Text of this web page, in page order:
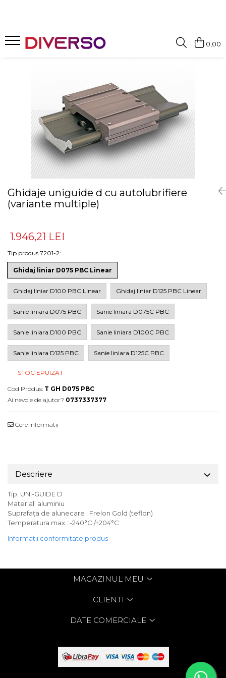
MULTIMATERIAL
0,00
Ghidaje uniguide d cu autolubrifiere
(variante multiple)
1.946,21 LEI
Tip produs 7201-2:
Ghidaj liniar D075 PBC Linear
Ghidaj liniar D100 PBC Linear Ghidaj liniar D125 PBC Linear
Sanie liniara D075 PBC Sanie liniara D075C PBC
Sanie liniara D100 PBC Sanie liniara D100C PBC
Sanie liniara D125 PBC Sanie liniara D125C PBC
STOC EPUIZAT
Cod Produs: T GH D075 PBC
Ai nevoie de ajutor? 0737337377
Cere informatii
Descriere
Tip: UNI-GUIDE D
Material: aluminiu
Suprafața de alunecare : Frelon Gold (teflon)
Temperatura max.: -240°C /+204°C
Informatii conformitate produs
MAGAZINUL MEU
CLIENTI
DATE COMERCIALE